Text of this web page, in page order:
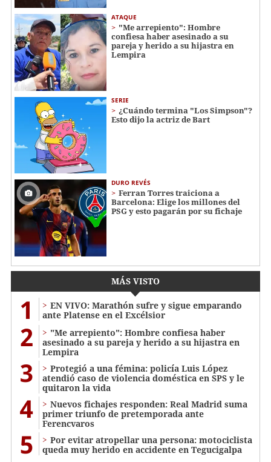
ATAQUE
"Me arrepiento": Hombre
confiesa haber asesinado a su
pareja y herido a su hijastra en
Lempira
SERIE
¿Cuándo termina "Los Simpson"?
Esto dijo la actriz de Bart
DURO REVÉS
Ferran Torres traiciona a
Barcelona: Elige los millones del
PSG y esto pagarán por su fichaje
MÁS VISTO
1
EN VIVO: Marathón sufre y sigue emparando
ante Platense en el Excélsior
2
"Me arrepiento": Hombre confiesa haber
asesinado a su pareja y herido a su hijastra en
Lempira
3
Protegió a una fémina: policía Luis López
atendió caso de violencia doméstica en SPS y le
quitaron la vida
4
Nuevos fichajes responden: Real Madrid suma
primer triunfo de pretemporada ante
Ferencvaros
5
Por evitar atropellar una persona: motociclista
queda muy herido en accidente en Tegucigalpa